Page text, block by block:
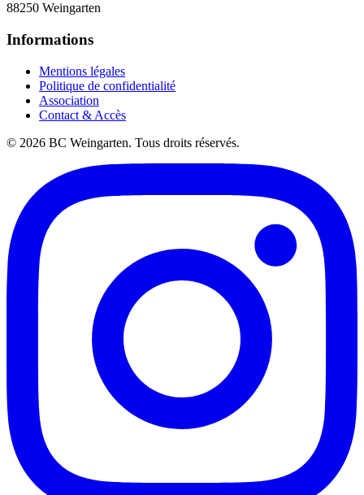
88250 Weingarten
Informations
Mentions légales
Politique de confidentialité
Association
Contact & Accès
© 2026 BC Weingarten. Tous droits réservés.